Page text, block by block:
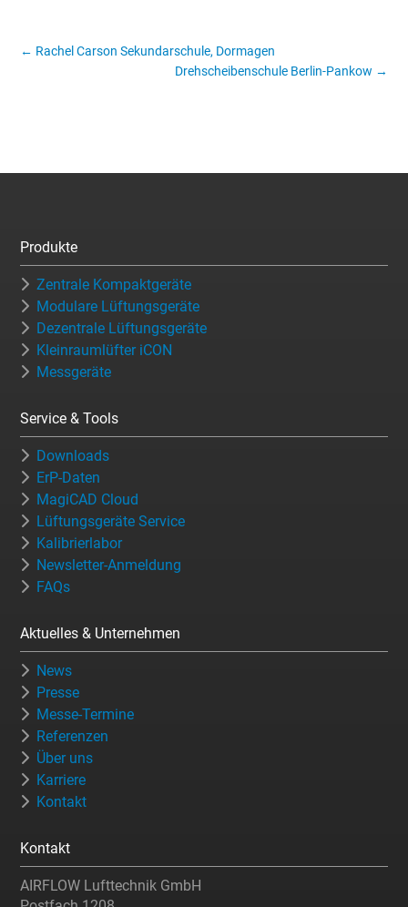
← Rachel Carson Sekundarschule, Dormagen
Drehscheibenschule Berlin-Pankow →
Produkte
Zentrale Kompaktgeräte
Modulare Lüftungsgeräte
Dezentrale Lüftungsgeräte
Kleinraumlüfter iCON
Messgeräte
Service & Tools
Downloads
ErP-Daten
MagiCAD Cloud
Lüftungsgeräte Service
Kalibrierlabor
Newsletter-Anmeldung
FAQs
Aktuelles & Unternehmen
News
Presse
Messe-Termine
Referenzen
Über uns
Karriere
Kontakt
Kontakt
AIRFLOW Lufttechnik GmbH